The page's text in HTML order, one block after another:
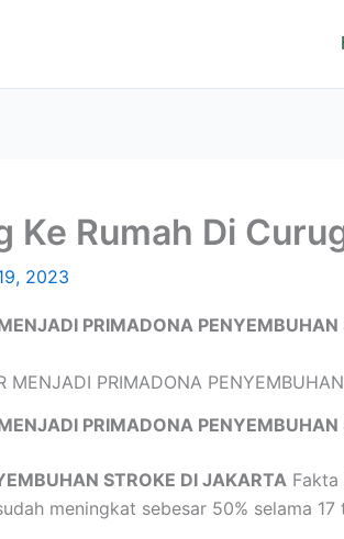
Rumah Di
2023
PRIMADONA
PRIMADONA
STROKE DI JAKARTA
meningkat sebesar 50% selama